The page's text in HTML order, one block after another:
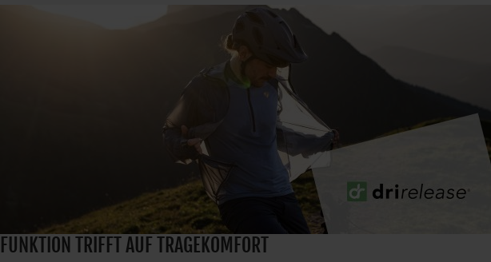
FUNKTION TRIFFT AUF TRAGEKOMFORT